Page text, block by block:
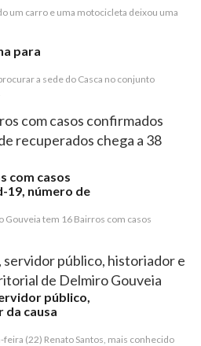
um carro e uma motocicleta deixou uma
para
a sede do Casca no conjunto
com casos
19, número de
Gouveia tem 16 Bairros com casos
público,
causa
feira (22) Renato Santos, mais conhecido